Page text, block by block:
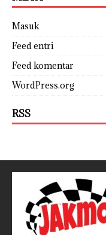
Masuk
Feed entri
Feed komentar
WordPress.org
RSS